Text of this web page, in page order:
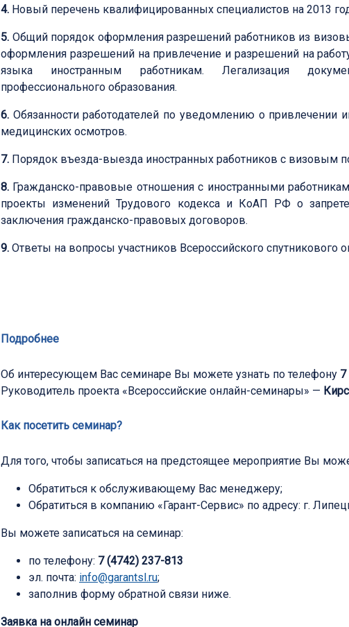
4. Новый перечень квалифицированных специалистов на 2013
5. Общий порядок оформления разрешений работников из
оформления разрешений на привлечение и разрешений на
языка иностранным работникам. Легализация
профессионального образования.
6. Обязанности работодателей по уведомлению о привлечении
медицинских осмотров.
7. Порядок въезда-выезда иностранных работников с визовым
8. Гражданско-правовые отношения с иностранными
проекты изменений Трудового кодекса и КоАП РФ о
заключения гражданско-правовых договоров.
9. Ответы на вопросы участников Всероссийского спутникового
Подробнее
Об интересующем Вас семинаре Вы можете узнать по телефону 7
Руководитель проекта «Всероссийские онлайн-семинары» —
Как посетить семинар?
Для того, чтобы записаться на предстоящее мероприятие Вы
Обратиться к обслуживающему Вас менеджеру;
Обратиться в компанию «Гарант-Сервис» по адресу: г.
Вы можете записаться на семинар:
по телефону: 7 (4742) 237-813
эл. почта: info@garantsl.ru;
заполнив форму обратной связи ниже.
Заявка на онлайн семинар